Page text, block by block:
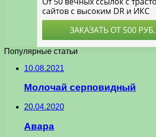
Популярные статьи
10.08.2021
Молочай серповидный
20.04.2020
Авара